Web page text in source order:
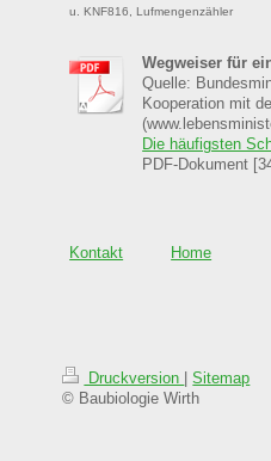
u. KNF816, Lufmengenzähler
Wegweiser für
Quelle:
Kooperation mit
Die häufigsten
PDF-Dokument
Kontakt Home
Druckversion
Sitemap
© Baubiologie Wirth